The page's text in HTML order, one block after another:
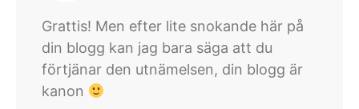
Grattis! Men efter lite snokande här på
din blogg kan jag bara säga att du
förtjänar den utnämelsen, din blogg är
kanon